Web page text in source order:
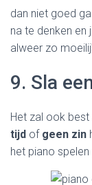
dan niet goed
na te denken
alweer zo
9. Sla
Het zal ook
tijd of geen zin
het piano